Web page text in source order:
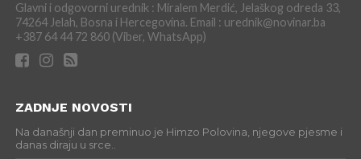
Glavni i odgovorni urednik : Miralem Merdić, Jelaškog odreda 33,
74264 Jelah, Bosna i Hercegovina. Email : urednik@novinar.ba
+387 64 44 72 860 (Viber, WhatsApp)
ZADNJE NOVOSTI
Na današnji dan preminuo je Himzo Polovina, njegove pjesme i
danas diraju u srce..